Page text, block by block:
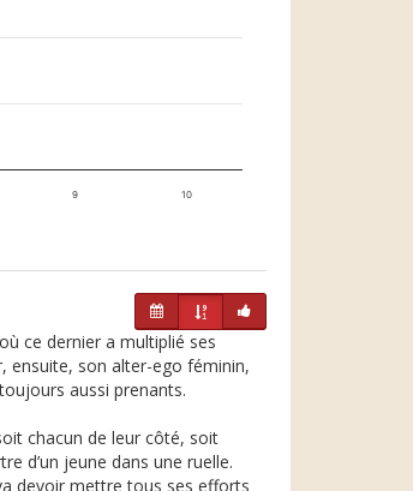
9 10
ce dernier a multiplié ses
ensuite, son alter-ego féminin,
aussi prenants.
chacun de leur côté, soit
d’un jeune dans une ruelle.
devoir mettre tous ses efforts